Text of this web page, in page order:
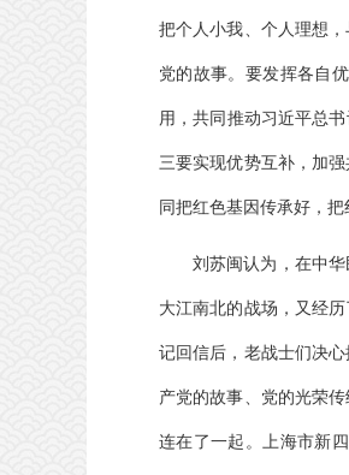
把个人小我、个人理想
党的故事。要发挥各自
用，共同推动习近平总
三要实现优势互补，加
同把红色基因传承好，
刘苏闽认为，在中
大江南北的战场，又经
记回信后，老战士们决
产党的故事、党的光荣
连在了一起。上海市新